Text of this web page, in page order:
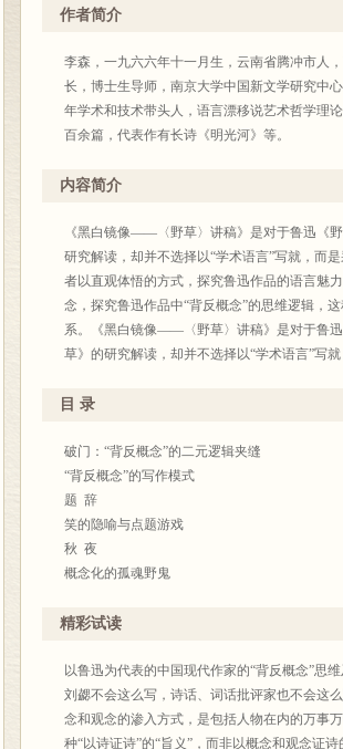
矛盾，鲁迅文字中的“背反概念”就是他本能性
作者简介
李森，一九六六年十一月生，云南省腾冲市人
长，博士生导师，南京大学中国新文学研究中
年学术和技术带头人，语言漂移说艺术哲学理
百余篇，代表作有长诗《明光河》等。
内容简介
《黑白镜像——〈野草〉讲稿》是对于鲁迅《
研究解读，却并不选择以“学术语言”写就，而
者以直观体悟的方式，探究鲁迅作品的语言魅
念，探究鲁迅作品中“背反概念”的思维逻辑，
系。《黑白镜像——〈野草〉讲稿》是对于鲁
草》的研究解读，却并不选择以“学术语言”写
代性”观念，探究鲁迅作品中“背反概念”的思
目 录
破门：“背反概念”的二元逻辑夹缝
“背反概念”的写作模式
题 辞
笑的隐喻与点题游戏
秋 夜
概念化的孤魂野鬼
布施与求乞
搅浑“鸡汤文学”
我的失恋——拟古的新打油诗
杀戮与无聊
复 仇
精彩试读
以鲁迅为代表的中国现代作家的“背反概念”思
刘勰不会这么写，诗话、词话批评家也不会这
念和观念的渗入方式，是包括人物在内的万
种“以诗证诗”的“旨义”，而非以概念和观念证